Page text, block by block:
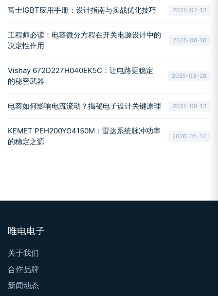
富士IGBT应用手册：设计指南与实战优化技巧 2025-07-12
工程师必读：电容微分方程在开关电源设计中的
决定性作用
2025-06-16
Vishay 672D227H040EK5C：让电路更稳定
的秘密武器
2025-03-28
电容如何影响电流流动？揭秘电子设计关键原理 2025-08-12
KEMET PEH200YO4150M：雷达系统脉冲功率
的稳定之源
2026-05-14
唯电电子
关于我们
合作品牌
新闻动态